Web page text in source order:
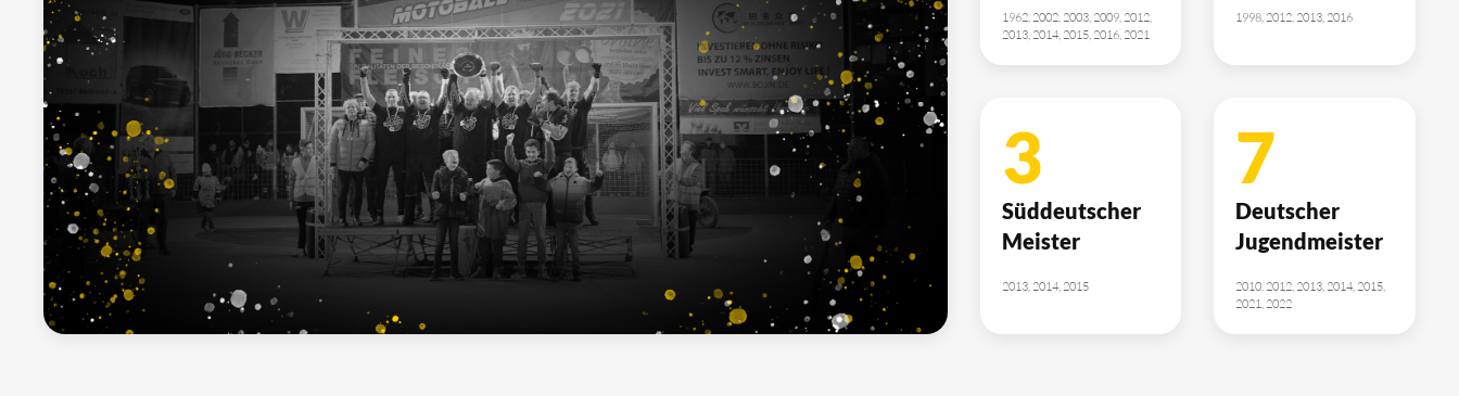
1962, 2002, 2003, 2009, 2012,
2013, 2014, 2015, 2016, 2021
1998, 2012, 2013, 2016
3
Süddeutscher
Meister
2013, 2014, 2015
7
Deutscher
Jugendmeister
2010, 2012, 2013, 2014, 2015,
2021, 2022